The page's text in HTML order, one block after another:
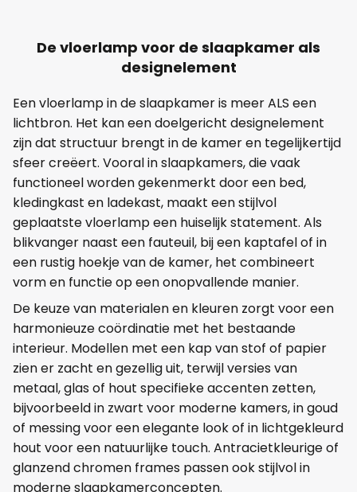
De vloerlamp voor de slaapkamer als
designelement
Een vloerlamp in de slaapkamer is meer ALS een
lichtbron. Het kan een doelgericht designelement
zijn dat structuur brengt in de kamer en tegelijkertijd
sfeer creëert. Vooral in slaapkamers, die vaak
functioneel worden gekenmerkt door een bed,
kledingkast en ladekast, maakt een stijlvol
geplaatste vloerlamp een huiselijk statement. Als
blikvanger naast een fauteuil, bij een kaptafel of in
een rustig hoekje van de kamer, het combineert
vorm en functie op een onopvallende manier.
De keuze van materialen en kleuren zorgt voor een
harmonieuze coördinatie met het bestaande
interieur. Modellen met een kap van stof of papier
zien er zacht en gezellig uit, terwijl versies van
metaal, glas of hout specifieke accenten zetten,
bijvoorbeeld in zwart voor moderne kamers, in goud
of messing voor een elegante look of in lichtgekleurd
hout voor een natuurlijke touch. Antracietkleurige of
glanzend chromen frames passen ook stijlvol in
moderne slaapkamerconcepten.